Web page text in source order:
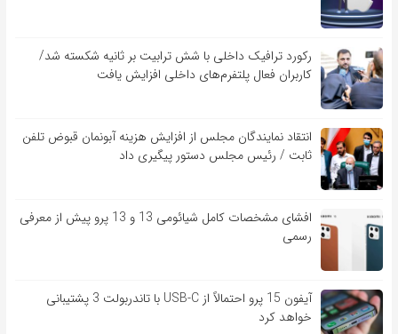
رکورد ترافیک داخلی با شش ترابیت بر ثانیه شکسته شد/
کاربران فعال پلتفرم‌های داخلی افزایش یافت
انتقاد نمایندگان مجلس از افزایش هزینه آبونمان قبوض تلفن
ثابت / رئیس مجلس دستور پیگیری داد
افشای مشخصات کامل شیائومی 13 و 13 پرو پیش از معرفی
رسمی
آیفون 15 پرو احتمالاً از USB-C با تاندربولت 3 پشتیبانی
خواهد کرد